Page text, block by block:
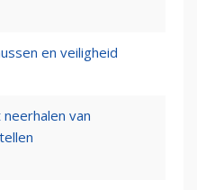
en veiligheid
van